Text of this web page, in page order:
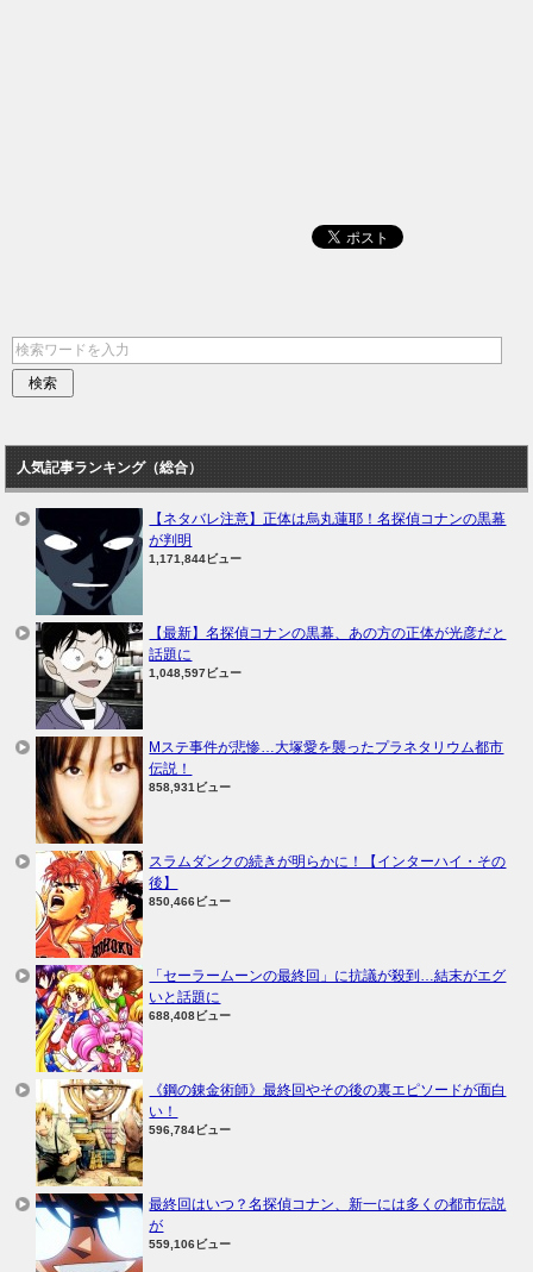
人気記事ランキング（総合）
【ネタバレ注意】正体は烏丸蓮耶！名探偵コナンの黒幕
が判明
1,171,844ビュー
【最新】名探偵コナンの黒幕、あの方の正体が光彦だと
話題に
1,048,597ビュー
Mステ事件が悲惨…大塚愛を襲ったプラネタリウム都市
伝説！
858,931ビュー
スラムダンクの続きが明らかに！【インターハイ・その
後】
850,466ビュー
「セーラームーンの最終回」に抗議が殺到…結末がエグ
いと話題に
688,408ビュー
《鋼の錬金術師》最終回やその後の裏エピソードが面白
い！
596,784ビュー
最終回はいつ？名探偵コナン、新一には多くの都市伝説
が
559,106ビュー